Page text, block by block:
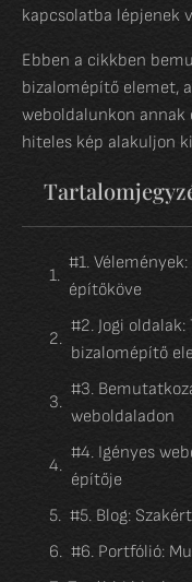
kapcsolatba lépjenek
Ebben a cikkben
bizalomépítő elemet,
weboldalunkon annak
hiteles kép alakuljon
#1.
építőköve
#2. Jogi
bizalomépítő
#3.
weboldaladon
#4. Igényes
építője
#5. Blog:
#6. Portfólió: